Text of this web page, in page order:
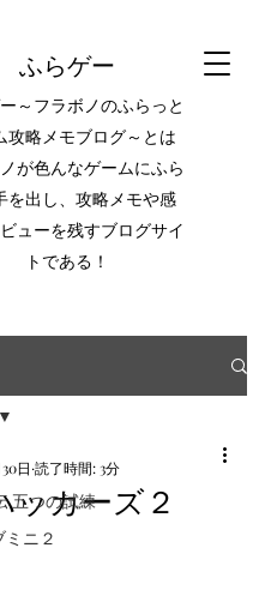
ふらゲー
～フラボノのふらっと
攻略メモブログ～とは
が色んなゲームにふら
を出し、攻略メモや感
ューを残すブログサイ
トである！
五つの試練
ニ２
ッカーズ２
日 読了時間: 3分